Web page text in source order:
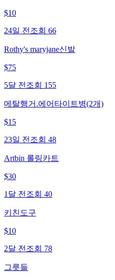
$10
24일 전 조회 66
Rothy's maryjane신발
$75
5달 전 조회 155
메탈행거.에어타이트병(2개)
$15
23일 전 조회 48
Artbin 롤링카트
$30
1달 전 조회 40
키친도구
$10
2달 전 조회 78
그릇들